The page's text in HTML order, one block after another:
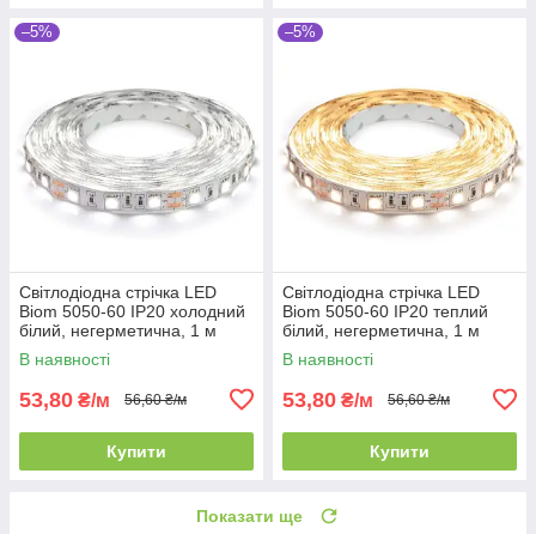
–5%
Світлодіодна стрічка LED
Biom 5050-60 IP20 холодний
білий, негерметична, 1 м
В наявності
53,80 ₴/м 56,60 ₴/м
Купити
–5%
Світлодіодна стрічка LED
Biom 5050-60 IP20 теплий
білий, негерметична, 1 м
В наявності
53,80 ₴/м 56,60 ₴/м
Купити
Показати ще